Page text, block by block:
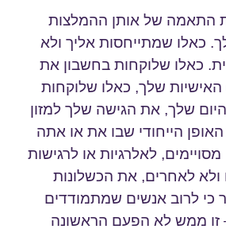
התאמה של אותן ההמלצות
כאלו שמתייחסות אליך ולא
כאלו שלוקחות בחשבון את
שלך, כאלו שלוקחות
שלך, את הגישה שלך למזון
הייחודי שבו את או אתה
מסויימים, לאלרגיות או לרגישות
ולא לאחרים, את הכשלונות
כי לרוב אנשים שמתמודדים
ממש לא הפעם הראשונה